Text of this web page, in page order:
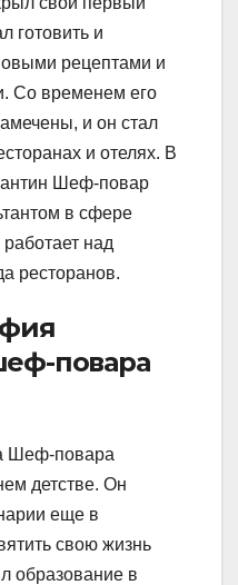
готовить и
рецептами и
Со временем его
и он стал
и отелях. В
Шеф-повар
в сфере
над
ресторанов.
повара
Шеф-повара
детстве. Он
еще в
свою жизнь
образование в